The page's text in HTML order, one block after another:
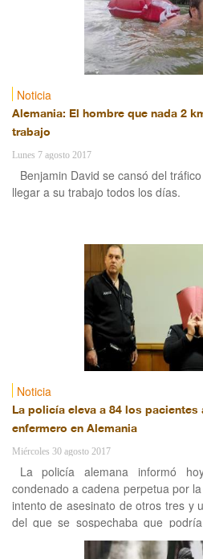
Noticia
Alemania: El hombre que nada 2
trabajo
Lunes 7 agosto 2017
Benjamin David se cansó del
llegar a su trabajo todos los días.
Noticia
La policía eleva a 84 los pacientes
enfermero en Alemania
Miércoles 30 agosto 2017
La policía alemana informó
condenado a cadena perpetua por
intento de asesinato de otros tres y
del que se sospechaba que
podría ser responsable del